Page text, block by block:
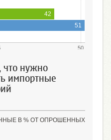
42
51
50
что нужно
импортные
В % ОТ ОПРОШЕННЫХ